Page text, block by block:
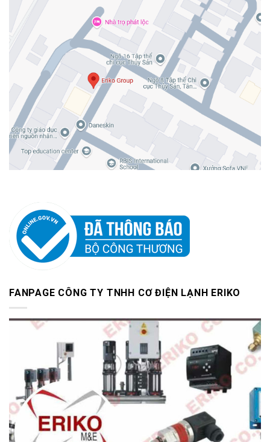
FANPAGE CÔNG TY TNHH CƠ ĐIỆN LẠNH ERIKO